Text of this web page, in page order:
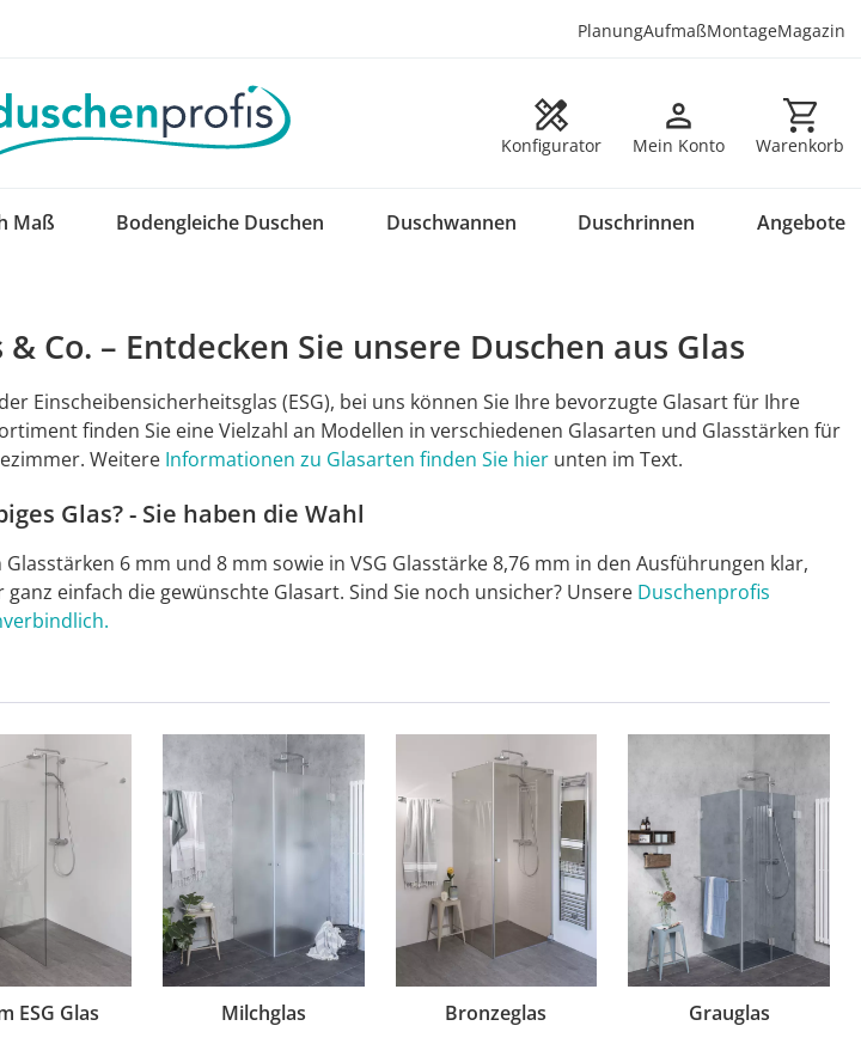
PlanungAufmaßMontageMagazin
Konfigurator Mein Konto Warenkorb
Warenkorb
Maß Bodengleiche Duschen Duschwannen Duschrinnen Angebote
Co. – Entdecken Sie unsere Duschen aus Glas
Einscheibensicherheitsglas (ESG), bei uns können Sie Ihre bevorzugte Glasart für Ihre
finden Sie eine Vielzahl an Modellen in verschiedenen Glasarten und Glasstärken für
Weitere Informationen zu Glasarten finden Sie hierunten im Text.
Glas? - Sie haben die Wahl
6 mm und 8 mm sowie in VSG Glasstärke 8,76 mm in den Ausführungen klar,
einfach die gewünschte Glasart. Sind Sie noch unsicher? Unsere Duschenprofis
ESG Glas Milchglas Bronzeglas Grauglas